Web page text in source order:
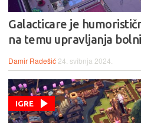
Galacticare je
na temu upravljanja
Damir Radešić 24. svibnja 2024.
IGRE